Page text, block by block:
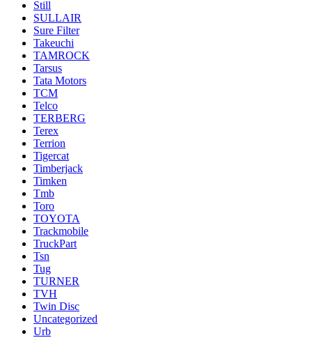
Still
SULLAIR
Sure Filter
Takeuchi
TAMROCK
Tarsus
Tata Motors
TCM
Telco
TERBERG
Terex
Terrion
Tigercat
Timberjack
Timken
Tmb
Toro
TOYOTA
Trackmobile
TruckPart
Tsn
Tug
TURNER
TVH
Twin Disc
Uncategorized
Urb